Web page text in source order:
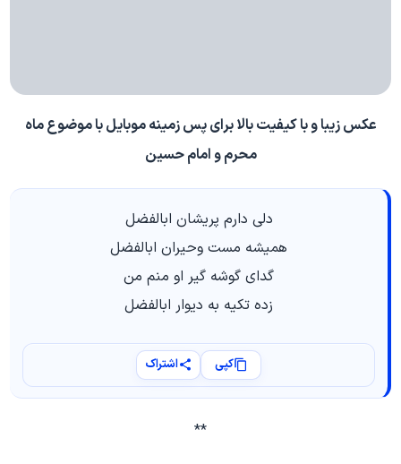
عکس زیبا و با کیفیت بالا برای پس زمینه موبایل با موضوع ماه
محرم و امام حسین
دلي دارم پريشان ابالفضل
هميشه مست وحيران ابالفضل
گداي گوشه گير او منم من
زده تكيه به ديوار ابالفضل
کپی اشتراک
**